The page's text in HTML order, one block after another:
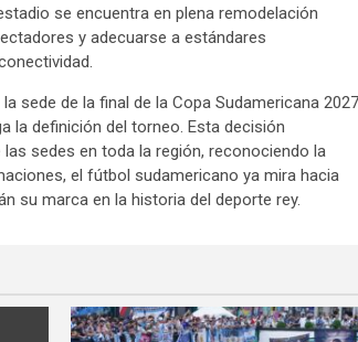
se encuentra en plena remodelación
y adecuarse a estándares
sede de la final de la Copa Sudamericana
la definición del torneo. Esta decisión
sedes en toda la región, reconociendo la
el fútbol sudamericano ya mira hacia
su marca en la historia del deporte rey.